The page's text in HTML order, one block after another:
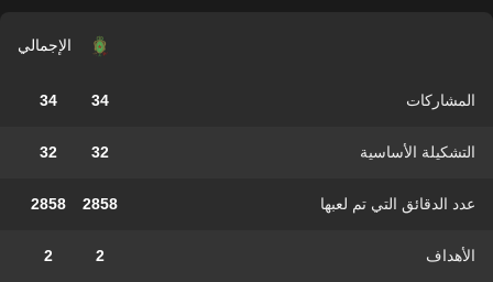
الإجمالي
المشاركات 34
34
التشكيلة الأساسية 32
32
عدد الدقائق التي تم لعبها 2858
2858
الأهداف 2
2